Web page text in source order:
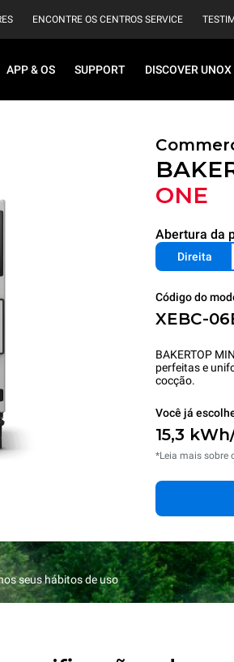
ENCONTRE OS CENTROS SERVICE
APP & OS SUPPORT DISCOVER UNOX
ONE
Abertura da
Direita
Código do
XEBC-
BAKERTOP
perfeitas e
cocção.
Você já
15,3
*Leia mais sobre
seus hábitos de uso